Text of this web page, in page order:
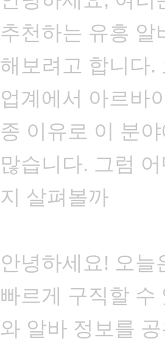
추천하는 유흥 알
해보려고 합니다.
업계에서 아르바
종 이유로 이 분
많습니다. 그럼
지 살펴볼까
안녕하세요! 오늘
빠르게 구직할 수
와 알바 정보를